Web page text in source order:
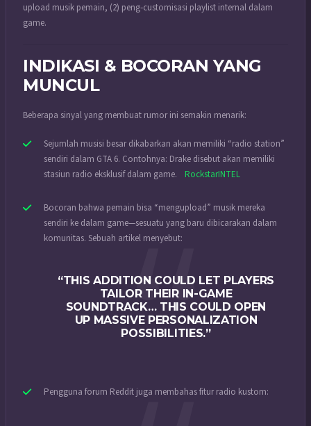
upload musik pemain, (2) peng‐customisasi playlist internal dalam
game.
INDIKASI & BOCORAN YANG
MUNCUL
Beberapa sinyal yang membuat rumor ini semakin menarik:
Sejumlah musisi besar dikabarkan akan memiliki “radio station”
sendiri dalam GTA 6. Contohnya: Drake disebut akan memiliki
stasiun radio eksklusif dalam game.
RockstarINTEL
Bocoran bahwa pemain bisa “mengupload” musik mereka
sendiri ke dalam game—sesuatu yang baru dibicarakan dalam
komunitas. Sebuah artikel menyebut:
“THIS ADDITION COULD LET PLAYERS
TAILOR THEIR IN-GAME
SOUNDTRACK… THIS COULD OPEN
UP MASSIVE PERSONALIZATION
POSSIBILITIES.”
Pengguna forum Reddit juga membahas fitur radio kustom: